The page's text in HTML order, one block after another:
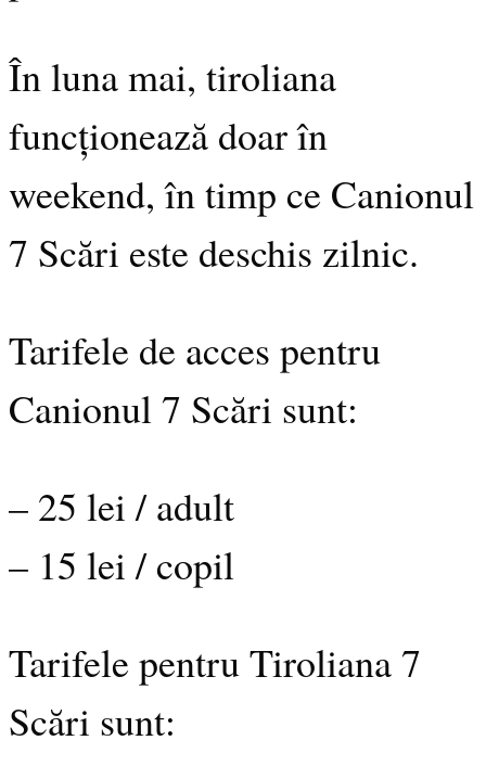
În luna mai, tiroliana
funcționează doar în
weekend, în timp ce Canionul
7 Scări este deschis zilnic.
Tarifele de acces pentru
Canionul 7 Scări sunt:
– 25 lei / adult
– 15 lei / copil
Tarifele pentru Tiroliana 7
Scări sunt: